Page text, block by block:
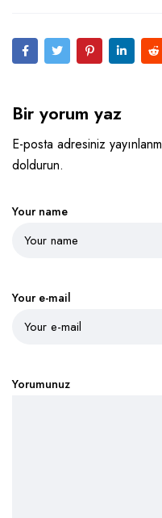
Bir yorum yaz
E-posta adresiniz
doldurun.
Your name
Your e-mail
Yorumunuz